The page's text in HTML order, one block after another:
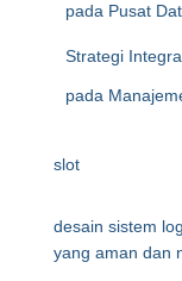
pada Pusat
Strategi
pada
slot
desain sistem
yang aman dan